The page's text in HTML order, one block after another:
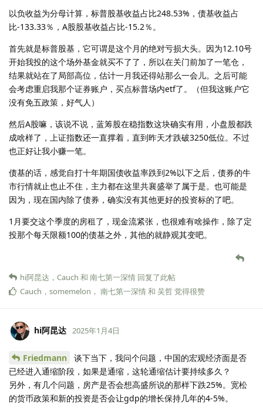
以负收益为分母计算，标普股基收益占比248.53%，债基收益占
比-133.33％，A股股基收益占比-15.2％。
首先就是标普股基，它可谓是这个月的绝对亏损大头。因为12.10号
开始我投的这个场外基金就买不了了，所以在关门前加了一笔仓，
结果就站在了局部高位，估计一月我还得站那么一会儿。之后可能
会考虑重启我那个证券账户，买点标普场内etf了。（但我这账户它
没有免五政策，好气人）
然后A股嘛，该说不说，蓝筹股在稳指数这块确实有用，小盘股都跌
成啥样了，上证指数还一直撑着，直到昨天才跌破3250低位。不过
也正好让我小赚一笔。
债基的话，感觉自打十年期国债收益率跌到2%以下之后，债券的牛
市行情就止也止不住，主力都在这里共襄盛举了属于是。也可能是
因为，现在国内除了债券，确实没有其他更好的投资标的了吧。
1月要交这个季度的房租了，现金流紧张，也很难有啥操作，除了定
投那个每天限额100的债基之外，其他的就静观其变吧。
hi阿昆达 ， Cauch 和 南七第一深情 回复了此帖
Cauch ， somemelon ， 南七第一深情和 吴哲觉得很赞
hi阿昆达 2025年1月4日
Friedmann
谈下当下，我问个问题，中国的宏观经济面是否
已经进入通缩阶段，如果是通缩，这轮通缩估计要持续多久？
另外，有几个问题，房产是否会想高盛所说的那样下跌25%。宽松
的货币政策和新的投资是否会让gdp的增长保持几年的4-5%。